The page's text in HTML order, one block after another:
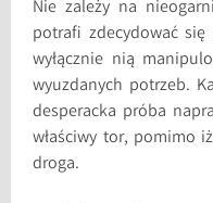
Nie zależy na
potrafi zdecydować
wyłącznie nią
wyuzdanych potrzeb.
desperacka próba
właściwy tor, pomimo
droga.